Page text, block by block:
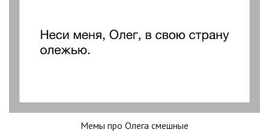
Мемы про Олега смешные